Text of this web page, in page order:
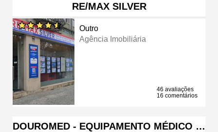
RE/MAX SILVER
Outro
Agência Imobiliária
46 avaliações
16 comentários
DOUROMED - EQUIPAMENTO MÉDICO …